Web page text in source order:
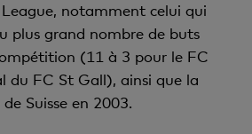
notamment celui qui
plus grand nombre de buts
(11 à 3 pour le FC
du FC St Gall), ainsi que la
Suisse en 2003.